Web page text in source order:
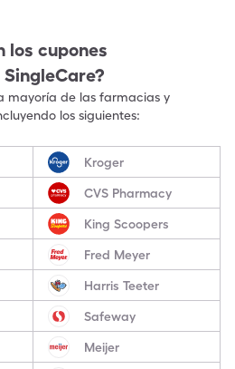
los cupones
SingleCare?
mayoría de las farmacias y
los siguientes:
Kroger
CVS Pharmacy
King Scoopers
Fred Meyer
Harris Teeter
Safeway
Meijer